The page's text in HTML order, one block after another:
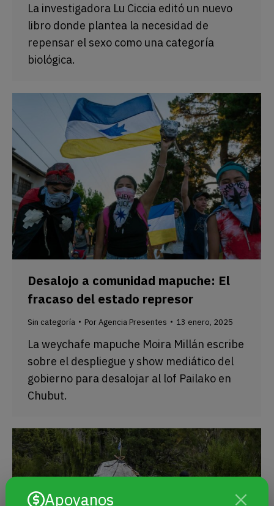
Apoyanos
La investigadora Lu Ciccia editó un nuevo
libro donde plantea la necesidad de
repensar el sexo como una categoría
biológica.
Desalojo a comunidad mapuche: El
fracaso del estado represor
Sin categoría PorAgencia Presentes 13 enero, 2025
La weychafe mapuche Moira Millán escribe
sobre el despliegue y show mediático del
gobierno para desalojar al lof Pailako en
Chubut.